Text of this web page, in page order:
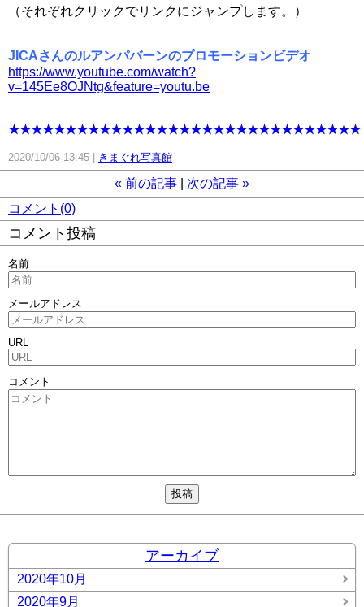
（それぞれクリックでリンクにジャンプします。）
JICAさんのルアンパバーンのプロモーションビデオ
https://www.youtube.com/watch?
v=145Ee8OJNtg&feature=youtu.be
★★★★★★★★★★★★★★★★★★★★★★★★★★★★★★★
2020/10/06 13:45 きまぐれ写真館
« 前の記事 次の記事 »
コメント(0)
コメント投稿
名前
メールアドレス
URL
コメント
アーカイブ
2020年10月
2020年9月